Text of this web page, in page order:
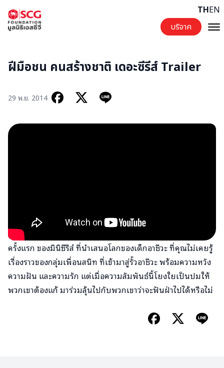
บริจาค
THEN
ฝีมือชน คนสร้างชาติ เดอะซีรีส์ Trailer
29 พ.ย. 2014
ครั้งแรก ของมินิซีรีส์ ที่นำเสนอโลกของเด็กอาชีวะ ที่คุณไม่เคยรู้
เรื่องราวของกลุ่มเพื่อนสนิท ที่เข้ามาสู่รั้วอาชีวะ พร้อมความหวัง
ความฝัน และความรัก แต่เมื่อความสัมพันธ์นี้โยงใยเป็นปมให้
พวกเขาต้องแก้ มาร่วมลุ้นไปกับพวกเขาว่าจะฟันฝ่าไปได้หรือไม่